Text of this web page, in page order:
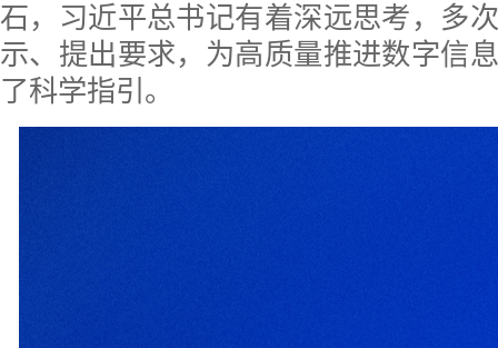
石，习近平总书记有着深远思考，多
示、提出要求，为高质量推进数字信
了科学指引。